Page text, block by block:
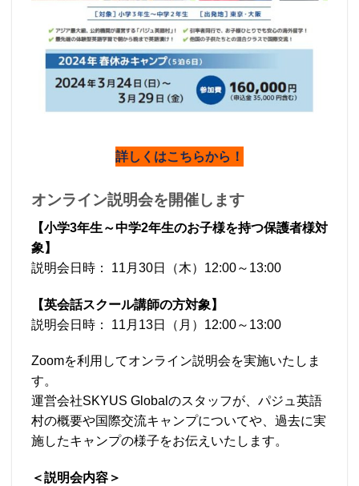
詳しくはこちらから！
オンライン説明会を開催します
【小学3年生～中学2年生のお子様を持つ保護者様対
象】
説明会日時： 11月30日（木）12:00～13:00
【英会話スクール講師の方対象】
説明会日時： 11月13日（月）12:00～13:00
Zoomを利用してオンライン説明会を実施いたしま
す。
運営会社SKYUS Globalのスタッフが、パジュ英語
村の概要や国際交流キャンプについてや、過去に実
施したキャンプの様子をお伝えいたします。
＜説明会内容＞